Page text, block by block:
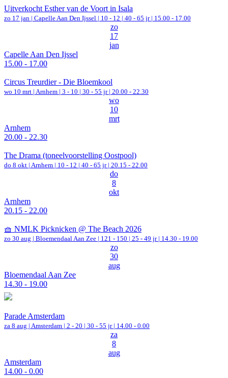
Uitverkocht Esther van de Voort in Isala
zo 17 jan | Capelle Aan Den Ijssel | 10 - 12 | 40 - 65 jr | 15.00 - 17.00
zo
17
jan
Capelle Aan Den Ijssel
15.00 - 17.00
Circus Treurdier - Die Bloemkool
wo 10 mrt | Arnhem | 3 - 10 | 30 - 55 jr | 20.00 - 22.30
wo
10
mrt
Arnhem
20.00 - 22.30
The Drama (toneelvoorstelling Oostpool)
do 8 okt | Arnhem | 10 - 12 | 40 - 65 jr | 20.15 - 22.00
do
8
okt
Arnhem
20.15 - 22.00
🧺 NMLK Picknicken @ The Beach 2026
zo 30 aug | Bloemendaal Aan Zee | 121 - 150 | 25 - 49 jr | 14.30 - 19.00
zo
30
aug
Bloemendaal Aan Zee
14.30 - 19.00
Parade Amsterdam
za 8 aug | Amsterdam | 2 - 20 | 30 - 55 jr | 14.00 - 0.00
za
8
aug
Amsterdam
14.00 - 0.00